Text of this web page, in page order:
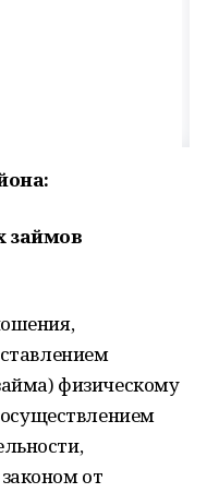
займов
физическому
от